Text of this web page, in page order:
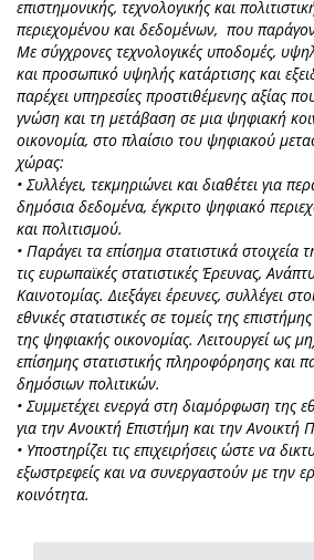
επιστημονικής, τεχνολογικής και
περιεχομένου και δεδομένων, που
Με σύγχρονες τεχνολογικές υποδομές,
και προσωπικό υψηλής κατάρτισης και
παρέχει υπηρεσίες προστιθέμενης αξίας
γνώση και τη μετάβαση σε μια ψηφιακή
οικονομία, στο πλαίσιο του ψηφιακού
χώρας:
• Συλλέγει, τεκμηριώνει και διαθέτει για
δημόσια δεδομένα, έγκριτο ψηφιακό
και πολιτισμού.
• Παράγει τα επίσημα στατιστικά στοιχεία
τις ευρωπαϊκές στατιστικές Έρευνας,
Καινοτομίας. Διεξάγει έρευνες, συλλέγει
εθνικές στατιστικές σε τομείς της
της ψηφιακής οικονομίας. Λειτουργεί ως
επίσημης στατιστικής πληροφόρησης και
δημόσιων πολιτικών.
• Συμμετέχει ενεργά στη διαμόρφωση της
για την Ανοικτή Επιστήμη και την Ανοικτή
• Υποστηρίζει τις επιχειρήσεις ώστε να
εξωστρεφείς και να συνεργαστούν με την
κοινότητα.